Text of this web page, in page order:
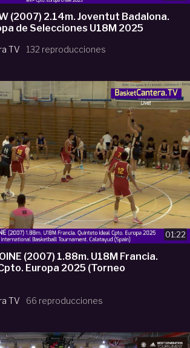
(2007) 2.14m. Joventut Badalona.
de Selecciones U18M 2025
TV
132 reproducciones
01:22
(2007) 1.88m. U18M Francia.
Europa 2025 (Torneo
TV
66 reproducciones